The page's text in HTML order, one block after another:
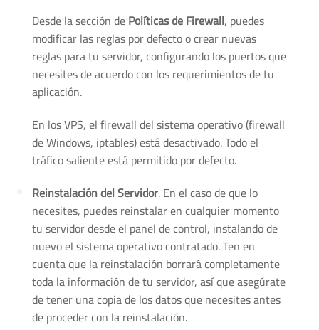
Desde la sección dePolíticas de Firewall, puedes
modificar las reglas por defecto o crear nuevas
reglas para tu servidor, configurando los puertos que
necesites de acuerdo con los requerimientos de tu
aplicación.
En los VPS, el firewall del sistema operativo (firewall
de Windows, iptables) está desactivado. Todo el
tráfico saliente está permitido por defecto.
Reinstalación del Servidor. En el caso de que lo
necesites, puedes reinstalar en cualquier momento
tu servidor desde el panel de control, instalando de
nuevo el sistema operativo contratado. Ten en
cuenta que la reinstalación borrará completamente
toda la información de tu servidor, así que asegúrate
de tener una copia de los datos que necesites antes
de proceder con la reinstalación.